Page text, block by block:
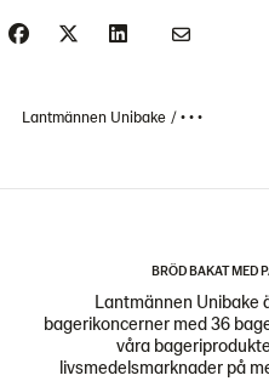
Lantmännen Unibake • • •
BRÖD BAKAT MED
Lantmännen Unibake
bagerikoncerner med 36
våra
livsmedelsmarknader på